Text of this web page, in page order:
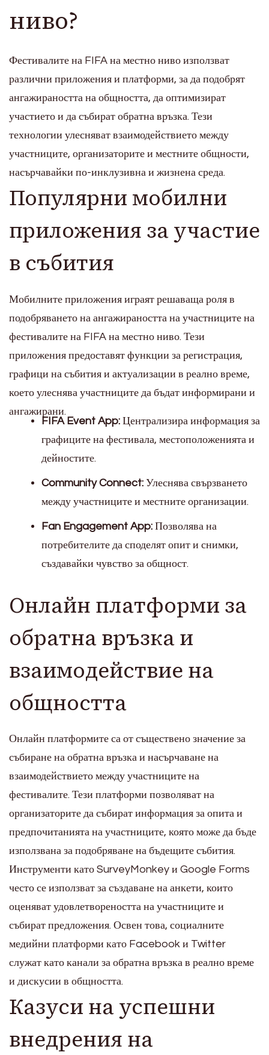
ниво?
Фестивалите на FIFA на местно ниво използват
различни приложения и платформи, за да подобрят
ангажираността на общността, да оптимизират
участието и да събират обратна връзка. Тези
технологии улесняват взаимодействието между
участниците, организаторите и местните общности,
насърчавайки по-инклузивна и жизнена среда.
Популярни мобилни
приложения за участие
в събития
Мобилните приложения играят решаваща роля в
подобряването на ангажираността на участниците на
фестивалите на FIFA на местно ниво. Тези
приложения предоставят функции за регистрация,
графици на събития и актуализации в реално време,
което улеснява участниците да бъдат информирани и
ангажирани.
FIFA Event App: Централизира информация за
графиците на фестивала, местоположенията и
дейностите.
Community Connect: Улеснява свързването
между участниците и местните организации.
Fan Engagement App: Позволява на
потребителите да споделят опит и снимки,
създавайки чувство за общност.
Онлайн платформи за
обратна връзка и
взаимодействие на
общността
Онлайн платформите са от съществено значение за
събиране на обратна връзка и насърчаване на
взаимодействието между участниците на
фестивалите. Тези платформи позволяват на
организаторите да събират информация за опита и
предпочитанията на участниците, която може да бъде
използвана за подобряване на бъдещите събития.
Инструменти като SurveyMonkey и Google Forms
често се използват за създаване на анкети, които
оценяват удовлетвореността на участниците и
събират предложения. Освен това, социалните
медийни платформи като Facebook и Twitter
служат като канали за обратна връзка в реално време
и дискусии в общността.
Казуси на успешни
внедрения на